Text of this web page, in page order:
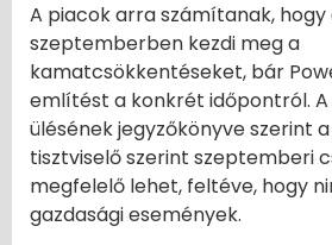
A piacok arra számítanak, hogy
szeptemberben kezdi meg a
kamatcsökkentéseket, bár
említést a konkrét időpontról. A
ülésének jegyzőkönyve szerint
tisztviselő szerint szeptemberi
megfelelő lehet, feltéve, hogy
gazdasági események.